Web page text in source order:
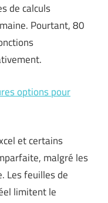
de calculs
Pourtant, 80
options pour
et certains
malgré les
Les feuilles de
limitent le